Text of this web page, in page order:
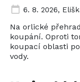
6. 8. 2026,
Na orlické
koupání. Oproti
koupací oblasti
vody.